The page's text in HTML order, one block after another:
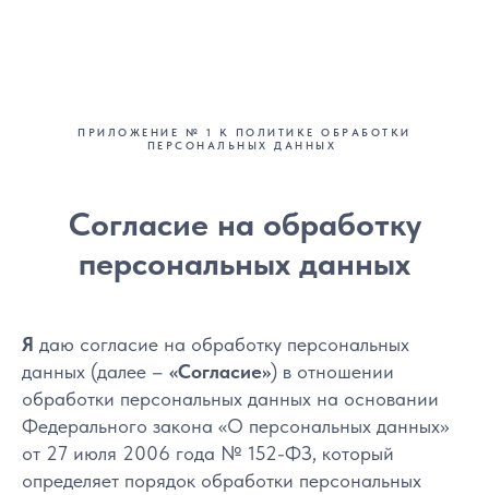
ПРИЛОЖЕНИЕ № 1 К ПОЛИТИКЕ ОБРАБОТКИ
ПЕРСОНАЛЬНЫХ ДАННЫХ
Согласие на обработку
персональных данных
Я даю согласие на обработку персональных
данных (далее – «Согласие») в отношении
обработки персональных данных на основании
Федерального закона «О персональных данных»
от 27 июля 2006 года № 152-ФЗ, который
определяет порядок обработки персональных